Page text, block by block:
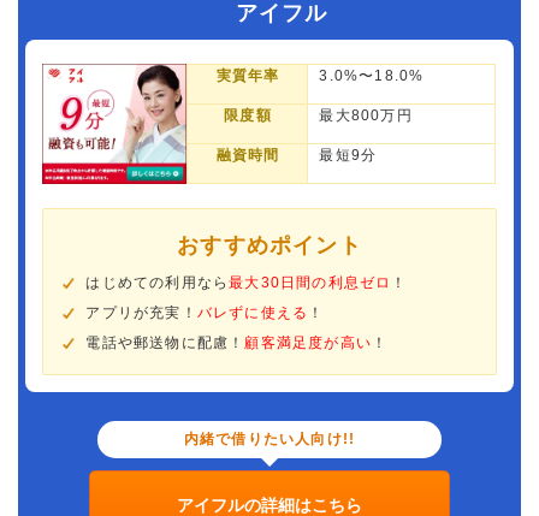
アイフル
実質年率 3.0%〜18.0%
限度額 最大800万円
融資時間 最短9分
おすすめポイント
はじめての利用なら最大30日間の利息ゼロ ！
アプリが充実！ バレずに使える ！
電話や郵送物に配慮！顧客満足度が高い ！
内緒で借りたい人向け!!
アイフルの詳細はこちら